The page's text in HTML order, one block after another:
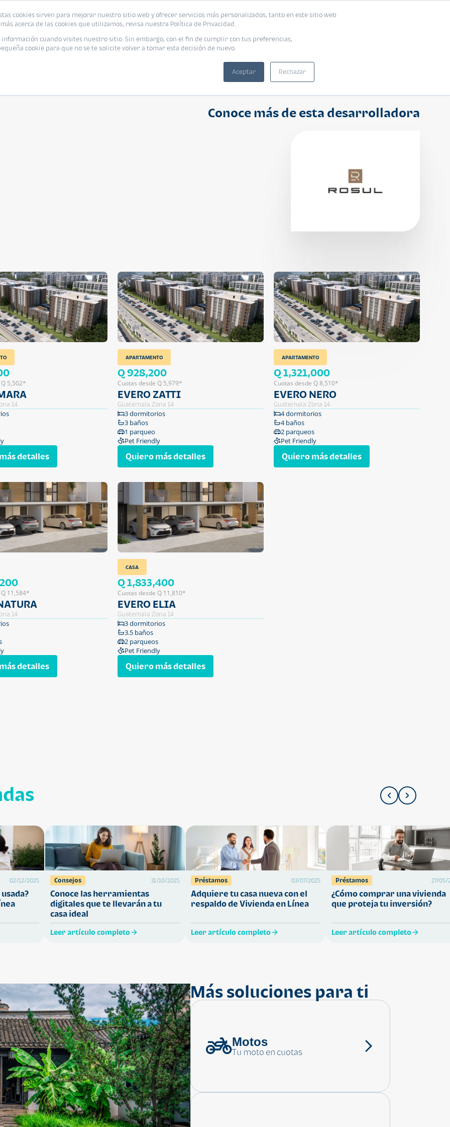
cookies sirven para mejorar nuestro sitio web y ofrecer servicios más personalizados, tanto en este sitio web
acerca de las cookies que utilizamos, revisa nuestra Política de Privacidad.
cuando visites nuestro sitio. Sin embargo, con el fin de cumplir con tus preferencias,
cookie para que no se te solicite volver a tomar esta decisión de nuevo.
Aceptar Rechazar
Conoce más de esta desarrolladora
5,502*
14
detalles
APARTAMENTO
Q 928,200
Cuotas desde Q 5,979*
EVERO ZATTI
Guatemala Zona 14
3 dormitorios
3 baños
1 parqueo
Pet Friendly
Quiero más detalles
APARTAMENTO
Q 1,321,000
Cuotas desde Q 8,510*
EVERO NERO
Guatemala Zona 14
4 dormitorios
4 baños
2 parqueos
Pet Friendly
Quiero más detalles
11,584*
14
detalles
CASA
Q 1,833,400
Cuotas desde Q 11,810*
EVERO ELIA
Guatemala Zona 14
3 dormitorios
3.5 baños
2 parqueos
Pet Friendly
Quiero más detalles
Eventos Promociones Blog Encuentra tu vivienda ideal
02/12/2025 Consejos 31/10/2025
Conoce las herramientas
digitales que te llevarán a tu
casa ideal
Leer artículo completo
Préstamos 03/07/2025
Adquiere tu casa nueva con el
respaldo de Vivienda en Línea
Leer artículo completo
Préstamos 27/05/
¿Cómo comprar una vivienda
que proteja tu inversión?
Leer artículo completo
Más soluciones para ti
Motos
Tu moto en cuotas